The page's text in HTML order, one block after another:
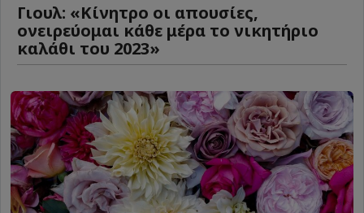
Γιουλ: «Κίνητρο οι απουσίες,
ονειρεύομαι κάθε μέρα το νικητήριο
καλάθι του 2023»